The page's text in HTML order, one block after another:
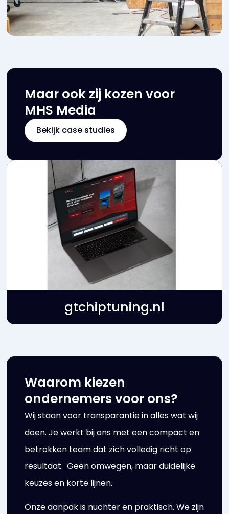
Maar ook zij kozen voor
MHS Media
Bekijk case studies
swingcapital.nl
Waarom kiezen
ondernemers voor ons?
Wij staan voor transparantie in alles wat wij
doen. Je werkt bij ons met een compact en
betrokken team dat zich volledig richt op
resultaat. Geen omwegen, maar duidelijke
keuzes en korte lijnen.
Onze aanpak is nuchter en praktisch. We zijn